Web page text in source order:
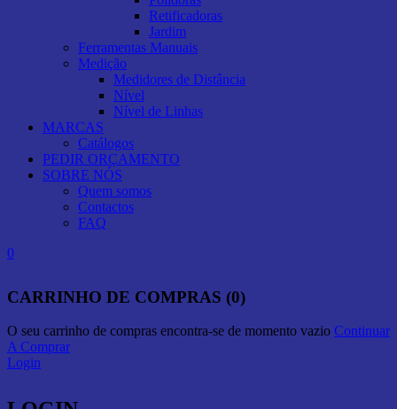
Retificadoras
Jardim
Ferramentas Manuais
Medição
Medidores de Distância
Nível
Nível de Linhas
MARCAS
Catálogos
PEDIR ORÇAMENTO
SOBRE NÓS
Quem somos
Contactos
FAQ
0
CARRINHO DE COMPRAS (0)
O seu carrinho de compras encontra-se de momento vazio Continuar
A Comprar
Login